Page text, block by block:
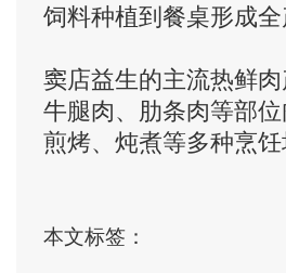
饲料种植到餐桌形成
窦店益生的主流热鲜
牛腿肉、肋条肉等部
煎烤、炖煮等多种烹饪
本文标签：